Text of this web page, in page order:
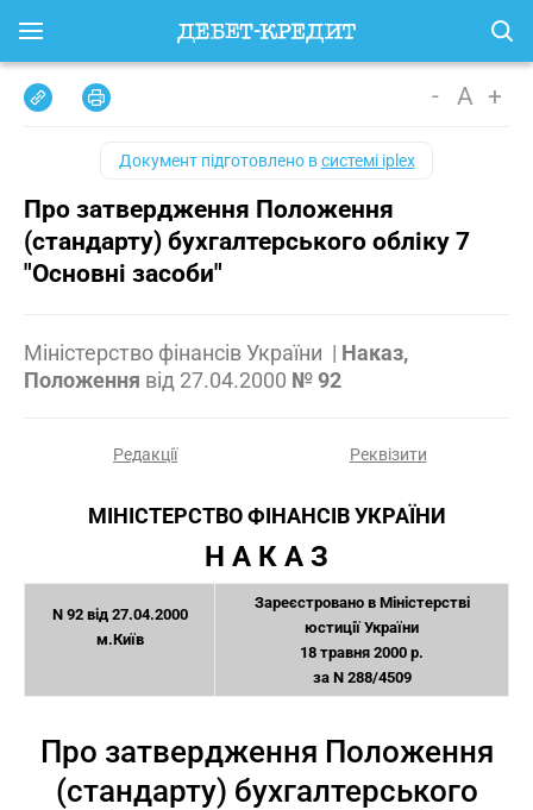
- A +
Документ підготовлено всистемі iplex
Про затвердження Положення
(стандарту) бухгалтерського обліку 7
"Основні засоби"
Міністерство фінансів України | Наказ,
Положення від 27.04.2000 № 92
Редакції Реквізити
МІНІСТЕРСТВО ФІНАНСІВ УКРАЇНИ
Н А К А З
N 92 від 27.04.2000
м.Київ
Зареєстровано в Міністерстві
юстиції України
18 травня 2000 р.
за N 288/4509
Про затвердження Положення
(стандарту) бухгалтерського